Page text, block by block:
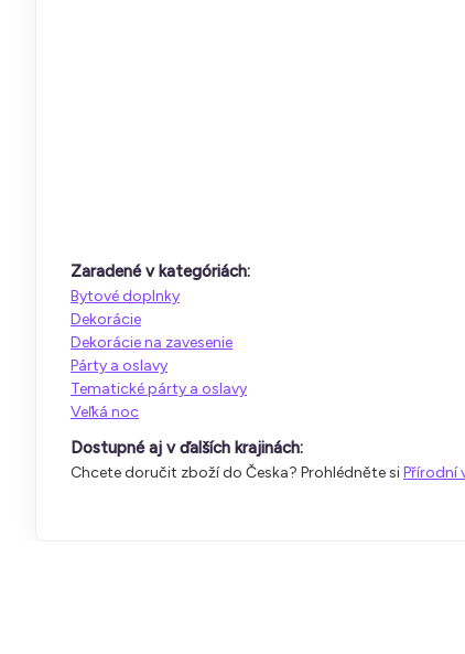
Zaradené v kategóriách:
Bytové doplnky
Dekorácie
Dekorácie na zavesenie
Párty a oslavy
Tematické párty a oslavy
Veľká noc
Dostupné aj v ďalších krajinách:
Chcete doručit zboží do Česka? Prohlédněte siPřírodní